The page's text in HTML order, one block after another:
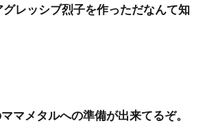
レッシブ烈子を作っただなんて知
マメタルへの準備が出来てるぞ。